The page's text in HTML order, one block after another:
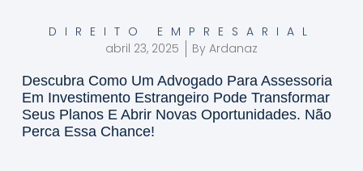
DIREITO EMPRESARIAL
abril 23, 2025
By Ardanaz
Descubra Como Um Advogado Para Assessoria
Em Investimento Estrangeiro Pode Transformar
Seus Planos E Abrir Novas Oportunidades. Não
Perca Essa Chance!